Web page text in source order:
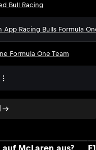
Bull Racing
App Racing Bulls Formula
Formula One Team
McLaren aus?